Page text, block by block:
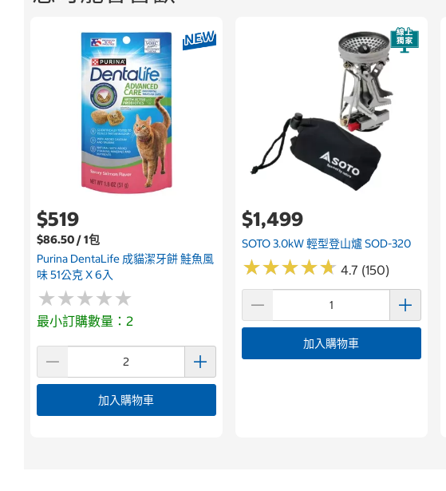
$519
$86.50 / 1包
Purina DentaLife 成貓潔牙餅 鮭魚風
味 51公克 X 6入
★★★★★
★★★★★
最小訂購數量：2
加入購物車
$1,499
SOTO 3.0kW 輕型登山爐 SOD-320
★★★★★
★★★★★ 4.7 (150)
加入購物車